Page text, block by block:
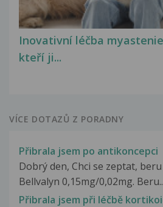
Inovativní léčba
kteří ji...
VÍCE DOTAZŮ Z PORADNY
Přibrala jsem po antikoncepci
Dobrý den, Chci se zeptat,
Bellvalyn 0,15mg/0,02mg.
Přibrala jsem při léčbě